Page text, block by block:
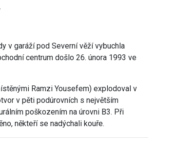
v garáží pod Severní věžívybuchla
centrum došlo 26. února 1993 ve
Ramzi Yousefem) explodoval v
v pěti podúrovních s největším
poškozením na úrovni B3. Při
někteří se nadýchali kouře.